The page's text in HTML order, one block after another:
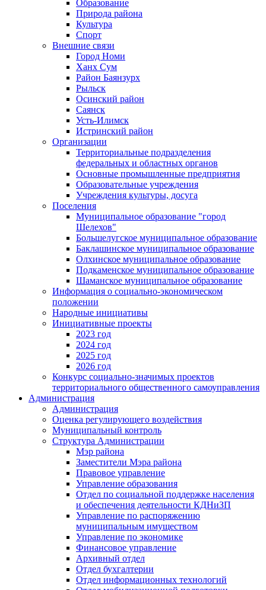
Образование
Природа района
Культура
Спорт
Внешние связи
Город Номи
Ханх Сум
Район Баянзурх
Рыльск
Осинский район
Саянск
Усть-Илимск
Истринский район
Организации
Территориальные подразделения
федеральных и областных органов
Основные промышленные предприятия
Образовательные учреждения
Учреждения культуры, досуга
Поселения
Муниципальное образование "город
Шелехов"
Большелугское муниципальное образование
Баклашинское муниципальное образование
Олхинское муниципальное образование
Подкаменское муниципальное образование
Шаманское муниципальное образование
Информация о социально-экономическом
положении
Народные инициативы
Инициативные проекты
2023 год
2024 год
2025 год
2026 год
Конкурс социально-значимых проектов
территориального общественного самоуправления
Администрация
Администрация
Оценка регулирующего воздействия
Муниципальный контроль
Структура Администрации
Мэр района
Заместители Мэра района
Правовое управление
Управление образования
Отдел по социальной поддержке населения
и обеспечения деятельности КДНиЗП
Управление по распоряжению
муниципальным имуществом
Управление по экономике
Финансовое управление
Архивный отдел
Отдел бухгалтерии
Отдел информационных технологий